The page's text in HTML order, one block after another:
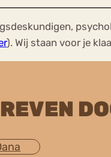
). Wij staan voor je